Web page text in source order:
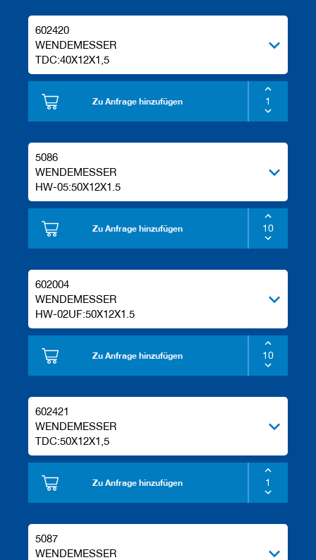
602420
WENDEMESSER
TDC:40X12X1,5
Zu Anfrage hinzufügen
5086
WENDEMESSER
HW-05:50X12X1.5
Zu Anfrage hinzufügen
602004
WENDEMESSER
HW-02UF:50X12X1.5
Zu Anfrage hinzufügen
602421
WENDEMESSER
TDC:50X12X1,5
Zu Anfrage hinzufügen
5087
WENDEMESSER